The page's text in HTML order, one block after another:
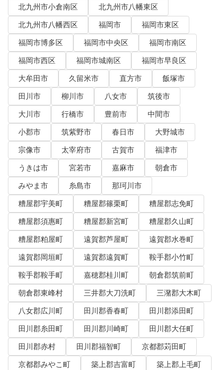
北九州市小倉南区
北九州市八幡東区
北九州市八幡西区
福岡市
福岡市東区
福岡市博多区
福岡市中央区
福岡市南区
福岡市西区
福岡市城南区
福岡市早良区
大牟田市
久留米市 直方市
飯塚市
田川市
柳川市 八女市
筑後市
大川市
行橋市 豊前市
中間市
小郡市
筑紫野市 春日市
大野城市
宗像市
太宰府市 古賀市
福津市
うきは市
宮若市 嘉麻市
朝倉市
みやま市
糸島市
那珂川市
糟屋郡宇美町
糟屋郡篠栗町
糟屋郡志免町
糟屋郡須惠町
糟屋郡新宮町
糟屋郡久山町
糟屋郡粕屋町
遠賀郡芦屋町
遠賀郡水巻町
遠賀郡岡垣町
遠賀郡遠賀町
鞍手郡小竹町
鞍手郡鞍手町
嘉穂郡桂川町
朝倉郡筑前町
朝倉郡東峰村
三井郡大刀洗町
三潴郡大木町
八女郡広川町
田川郡香春町
田川郡添田町
田川郡糸田町
田川郡川崎町
田川郡大任町
田川郡赤村
田川郡福智町
京都郡苅田町
京都郡みやこ町
築上郡吉富町
築上郡上毛町